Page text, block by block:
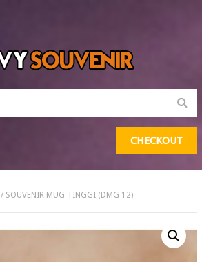
CHECKOUT
/ SOUVENIR MUG TINGGI (DMG 12)